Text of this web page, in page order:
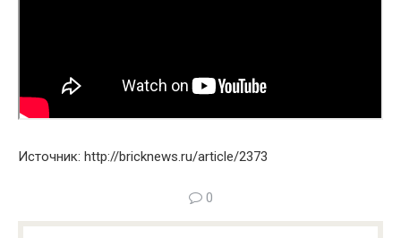
Источник: http://bricknews.ru/article/2373
0